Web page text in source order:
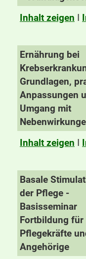
Inhalt zeigen I
Ernährung bei
Grundlagen,
Anpassungen
Umgang mit
Inhalt zeigen I
Basale
der Pflege -
Basisseminar
Fortbildung für
Pflegekräfte
Angehörige